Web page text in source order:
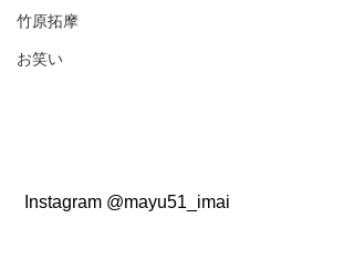
竹原拓摩
お笑い
Instagram @mayu51_imai